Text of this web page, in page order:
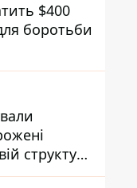
$400
боротьби
структурі